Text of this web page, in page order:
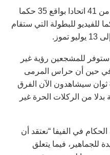
وعينت لجنة الحكام بالفيفا حكاما من 41 اتحادا بواقع 35 حكما
و58 حكما مساعدا و24 حكما للفيديو للبطولة التي ستقام
للمشجعين رؤية غير
حين أن حراس المرمى
الذين يحتفظون بالكرة لأكثر من 8 ثوان سيشاهدون الآن الفرق
من الركلات الحرة غير
في الفيفا “نعتقد أن
للجماهير، فيما يتعلق